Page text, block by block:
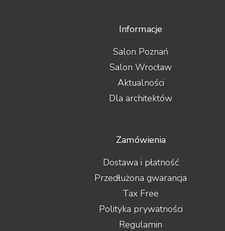
Informacje
Salon Poznań
Salon Wrocław
Aktualności
Dla architektów
Zamówienia
Dostawa i płatność
Przedłużona gwarancja
Tax Free
Polityka prywatności
Regulamin